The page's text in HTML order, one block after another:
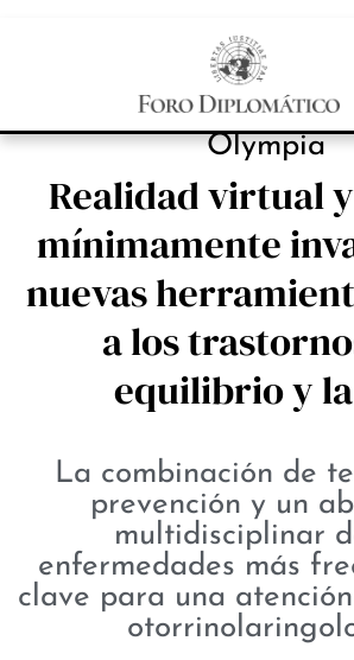
INBOX
Olympia
Realidad virtual
mínimamente
nuevas
a los
equilibrio y
La combinación de
prevención y un
multidisciplinar
enfermedades más
clave para una